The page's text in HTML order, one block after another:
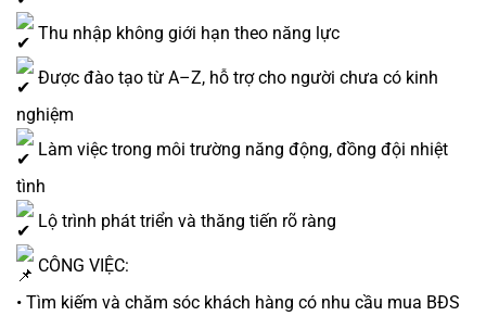
Thu nhập không giới hạn theo năng lực
Được đào tạo từ A–Z, hỗ trợ cho người chưa có kinh
nghiệm
Làm việc trong môi trường năng động, đồng đội nhiệt
tình
Lộ trình phát triển và thăng tiến rõ ràng
CÔNG VIỆC:
• Tìm kiếm và chăm sóc khách hàng có nhu cầu mua BĐS